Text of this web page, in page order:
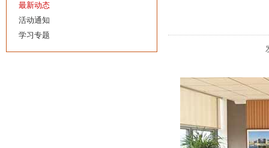
最新动态
活动通知
学习专题